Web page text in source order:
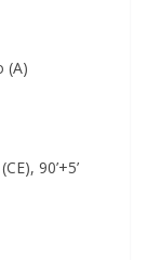
(A)
90’+5’